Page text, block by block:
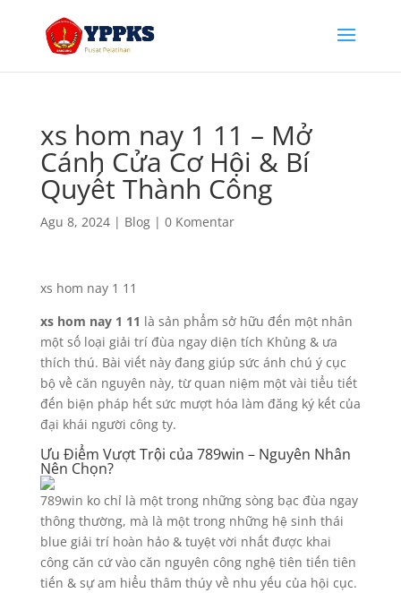
xs hom nay 1 11 – Mở
Cánh Cửa Cơ Hội & Bí
Quyết Thành Công
Agu 8, 2024| Blog| 0 Komentar
xs hom nay 1 11
xs hom nay 1 11 là sản phẩm sở hữu đến một nhân
một số loại giải trí đùa ngay diện tích Khủng & ưa
thích thú. Bài viết này đang giúp sức ánh chú ý cục
bộ về căn nguyên này, từ quan niệm một vài tiểu tiết
đến biện pháp hết sức mượt hóa làm đăng ký kết của
đại khái người công ty.
Ưu Điểm Vượt Trội của 789win – Nguyên Nhân
Nên Chọn?
789win ko chỉ là một trong những sòng bạc đùa ngay
thông thường, mà là một trong những hệ sinh thái
blue giải trí hoàn hảo & tuyệt vời nhất được khai
công căn cứ vào căn nguyên công nghệ tiên tiến tiên
tiến & sự am hiểu thâm thúy về nhu yếu của hội cục.